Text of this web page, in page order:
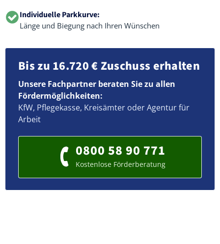
Individuelle Parkkurve:
Länge und Biegung nach Ihren Wünschen
Bis zu 16.720 € Zuschuss erhalten
Unsere Fachpartner beraten Sie zu allen
Fördermöglichkeiten:
KfW, Pflegekasse, Kreisämter oder Agentur für
Arbeit
0800 58 90 771
Kostenlose Förderberatung